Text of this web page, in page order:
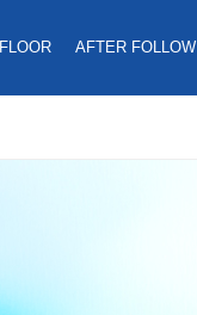
FLOOR AFTER FOLLOW